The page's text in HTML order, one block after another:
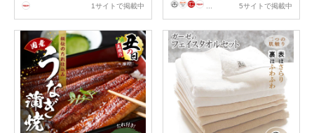
無料
1サイトで掲載中 5サイトで掲載中